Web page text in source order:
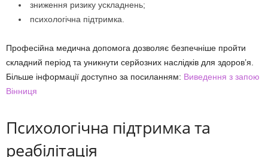
зниження ризику ускладнень;
психологічна підтримка.
Професійна медична допомога дозволяє безпечніше пройти
складний період та уникнути серйозних наслідків для здоров’я.
Більше інформації доступно за посиланням: Виведення з запою
Вінниця
Психологічна підтримка та
реабілітація